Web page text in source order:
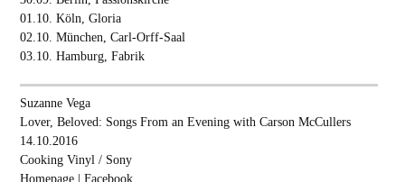
01.10. Köln, Gloria
02.10. München, Carl-Orff-Saal
03.10. Hamburg, Fabrik
Suzanne Vega
Lover, Beloved: Songs From an Evening with Carson McCullers
14.10.2016
Cooking Vinyl / Sony
Homepage| Facebook